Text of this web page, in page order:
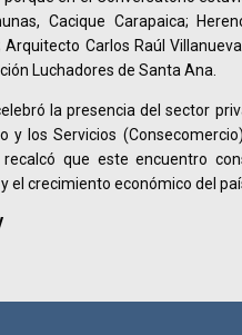
Cacique Carapaica;
Arquitecto Carlos Raúl
Luchadores de Santa Ana.
la presencia del sector
y los Servicios
recalcó que este encuentro
el crecimiento económico del